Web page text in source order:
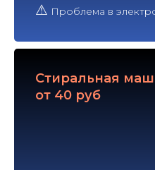
⚠ Проблема в
Стиральная
от 40 руб